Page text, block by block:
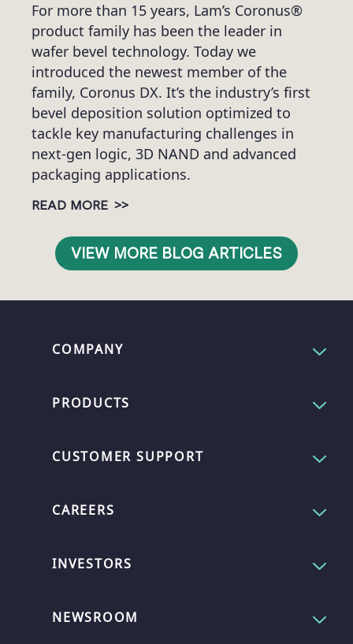
For more than 15 years, Lam’s Coronus®
product family has been the leader in
wafer bevel technology. Today we
introduced the newest member of the
family, Coronus DX. It’s the industry’s first
bevel deposition solution optimized to
tackle key manufacturing challenges in
next-gen logic, 3D NAND and advanced
packaging applications.
READ MORE >>
VIEW MORE BLOG ARTICLES
COMPANY
PRODUCTS
CUSTOMER SUPPORT
CAREERS
INVESTORS
NEWSROOM